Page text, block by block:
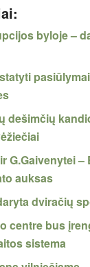
byloje –
dešimčių
G.Gaivenytei
auksas
dviračių
centre bus
sistema